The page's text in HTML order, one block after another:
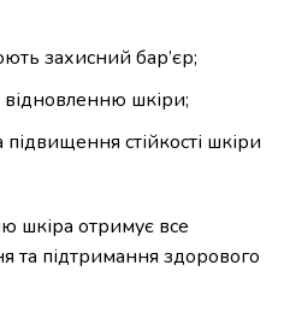
захисний бар’єр;
шкіри;
стійкості шкіри
шкіра отримує все
та підтримання здорового